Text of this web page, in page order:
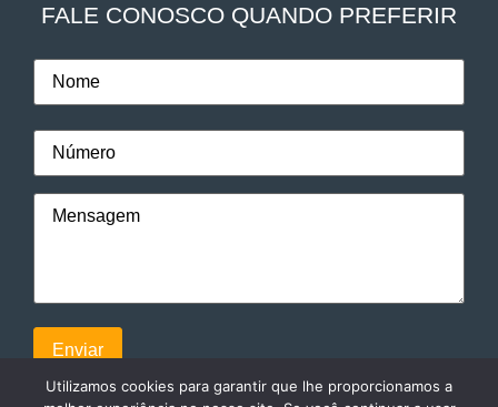
FALE CONOSCO QUANDO PREFERIR
Utilizamos cookies para garantir que lhe proporcionamos a